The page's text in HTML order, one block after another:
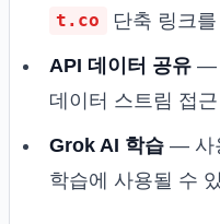
t.co 단축 링크
API 데이터 공유 —
데이터 스트림 접
Grok AI 학습 — 사
학습에 사용될 수